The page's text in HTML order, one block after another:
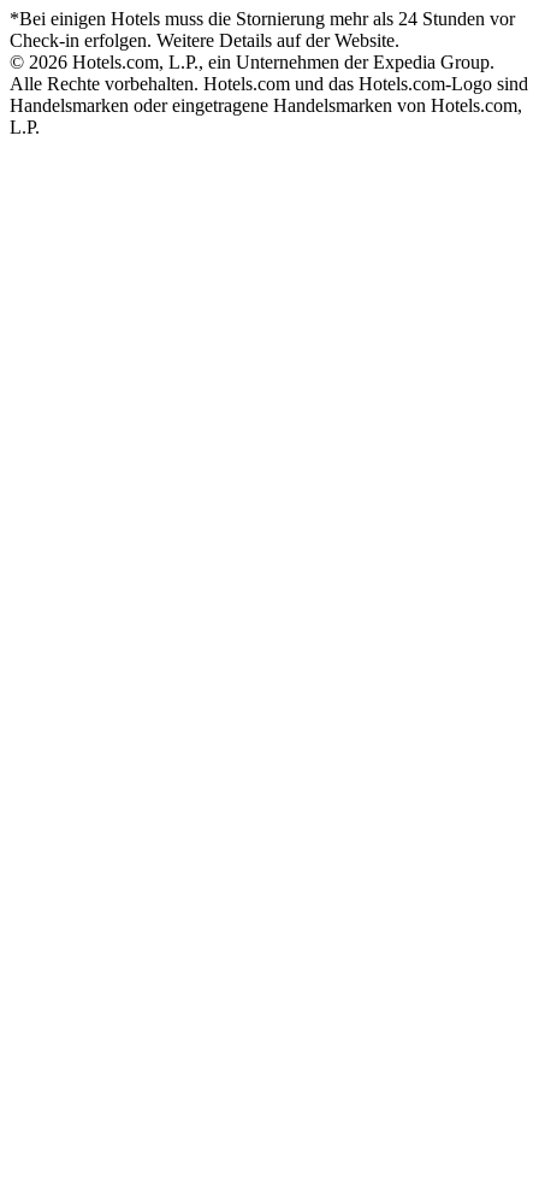
*Bei einigen Hotels muss die Stornierung mehr als 24 Stunden vor
Check-in erfolgen. Weitere Details auf der Website.
© 2026 Hotels.com, L.P., ein Unternehmen der Expedia Group.
Alle Rechte vorbehalten. Hotels.com und das Hotels.com-Logo sind
Handelsmarken oder eingetragene Handelsmarken von Hotels.com,
L.P.